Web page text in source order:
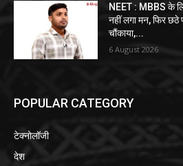
NEET : MBBS के
नहीं लगा मन, फिर
चौंकाया,...
6 August 2026
POPULAR CATEGORY
टेक्नोलॉजी
देश